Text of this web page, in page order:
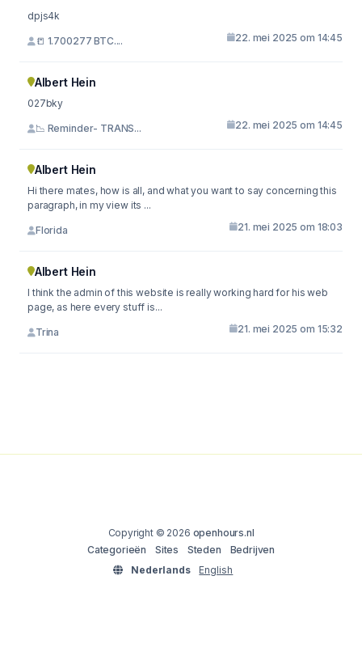
dpjs4k
📒 1.700277 BTC.... 22. mei 2025 om 14:45
Albert Hein
027bky
📉 Reminder- TRANS... 22. mei 2025 om 14:45
Albert Hein
Hi there mates, how is all, and what you want to say concerning this
paragraph, in my view its ...
Florida 21. mei 2025 om 18:03
Albert Hein
I think the admin of this website is really working hard for his web
page, as here every stuff is...
Trina 21. mei 2025 om 15:32
Copyright © 2026 openhours.nl
Categorieën
Sites Steden
Bedrijven
Nederlands
English